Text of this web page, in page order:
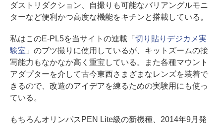
ダストリダクション、自撮りも可能なバリアングルモニ
ターなど便利かつ高度な機能をキチンと搭載している。
私はこのE-PL5を当サイトの連載「 切り貼りデジカメ実
験室 」のブツ撮りに使用しているが、キットズームの接
写能力もなかなか高く重宝している。また各種マウント
アダプターを介して古今東西さまざまなレンズを装着で
きるので、改造のアイデアを練るための実験用にも使っ
ている。
もちろんオリンパスPEN Lite級の新機種、2014年9月発